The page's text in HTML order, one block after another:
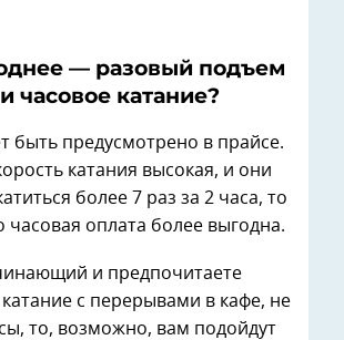
— разовый подъем
часовое катание?
быть предусмотрено в прайсе.
катания высокая, и они
более 7 раз за 2 часа, то
часовая оплата более выгодна.
и предпочитаете
с перерывами в кафе, не
то, возможно, вам подойдут